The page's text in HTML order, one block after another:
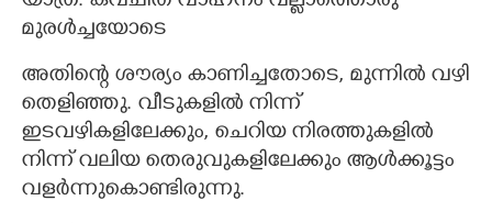
മുരൾച്ചയോടെ
അതിന്റെ ശൗര്യം കാണിച്ചതോടെ,​ മുന്നിൽ വഴി
തെളിഞ്ഞു. വീടുകളിൽ നിന്ന്
ഇടവഴികളിലേക്കും,​ ചെറിയ നിരത്തുകളിൽ
നിന്ന് വലിയ തെരുവുകളിലേക്കും ആൾക്കൂട്ടം
വള‌ർന്നുകൊണ്ടിരുന്നു.